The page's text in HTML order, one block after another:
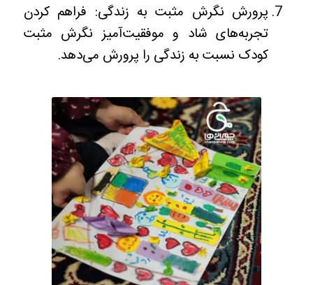
پرورش نگرش مثبت به زندگی: فراهم کردن
تجربه‌های شاد و موفقیت‌آمیز نگرش مثبت
کودک نسبت به زندگی را پرورش می‌دهد.